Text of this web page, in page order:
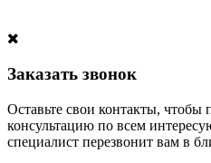
Заказать звонок
Оставьте свои контакты, чтобы
консультацию по всем
специалист перезвонит вам в